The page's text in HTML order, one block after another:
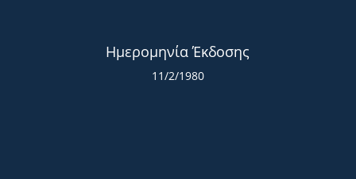
Ημερομηνία Έκδοσης
11/2/1980